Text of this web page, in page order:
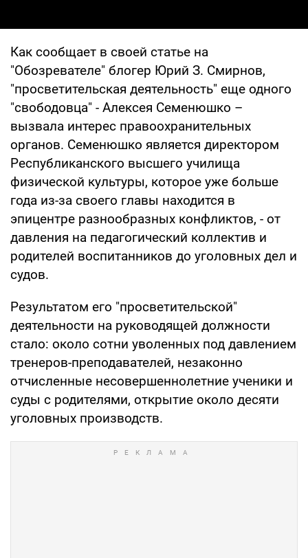
Как сообщает в своей статье на
"Обозревателе" блогер Юрий З. Смирнов,
"просветительская деятельность" еще одного
"свободовца" - Алексея Семенюшко –
вызвала интерес правоохранительных
органов. Семенюшко является директором
Республиканского высшего училища
физической культуры, которое уже больше
года из-за своего главы находится в
эпицентре разнообразных конфликтов, - от
давления на педагогический коллектив и
родителей воспитанников до уголовных дел и
судов.
Результатом его "просветительской"
деятельности на руководящей должности
стало: около сотни уволенных под давлением
тренеров-преподавателей, незаконно
отчисленные несовершеннолетние ученики и
суды с родителями, открытие около десяти
уголовных производств.